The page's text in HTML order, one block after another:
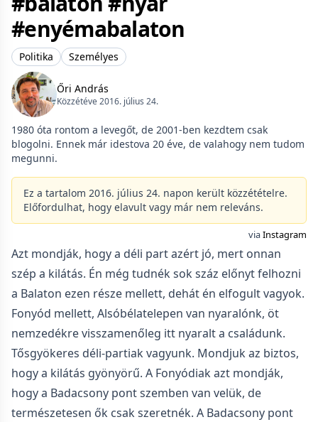
#enyémabalaton
Politika Személyes
Őri András
Közzétéve 2016. július 24.
1980 óta rontom a levegőt, de 2001-ben kezdtem csak
blogolni. Ennek már idestova 20 éve, de valahogy nem tudom
megunni.
Ez a tartalom 2016. július 24. napon került közzétételre.
Előfordulhat, hogy elavult vagy már nem releváns.
viaInstagram
Azt mondják, hogy a déli part azért jó, mert onnan
szép a kilátás. Én még tudnék sok száz előnyt felhozni
a Balaton ezen része mellett, dehát én elfogult vagyok.
Fonyód mellett, Alsóbélatelepen van nyaralónk, öt
nemzedékre visszamenőleg itt nyaralt a családunk.
Tősgyökeres déli-partiak vagyunk. Mondjuk az biztos,
hogy a kilátás gyönyörű. A Fonyódiak azt mondják,
hogy a Badacsony pont szemben van velük, de
természetesen ők csak szeretnék. A Badacsony pont